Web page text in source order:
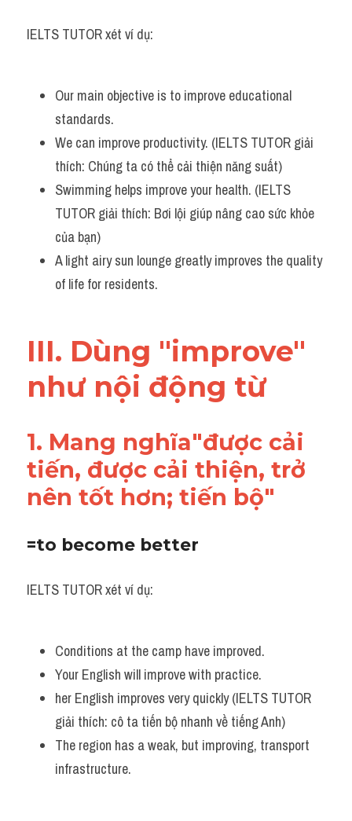
IELTS TUTOR xét ví dụ:
Our main objective is to improve educational
standards.
We can improve productivity. (IELTS TUTOR giải
thích: Chúng ta có thể cải thiện năng suất)
Swimming helps improve your health. (IELTS
TUTOR giải thích: Bơi lội giúp nâng cao sức khỏe
của bạn)
A light airy sun lounge greatly improves the quality
of life for residents.
III. Dùng "improve"
như nội động từ
1. Mang nghĩa"được cải
tiến, được cải thiện, trở
nên tốt hơn; tiến bộ"
=to become better
IELTS TUTOR xét ví dụ:
Conditions at the camp have improved.
Your English will improve with practice.
her English improves very quickly (IELTS TUTOR
giải thích: cô ta tiến bộ nhanh về tiếng Anh)
The region has a weak, but improving, transport
infrastructure.